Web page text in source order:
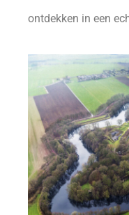
ontdekken in een